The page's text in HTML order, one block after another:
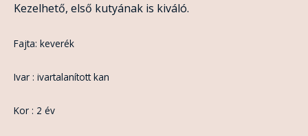
Kezelhető, első kutyának is kiváló.
Fajta: keverék
Ivar : ivartalanított kan
Kor : 2 év